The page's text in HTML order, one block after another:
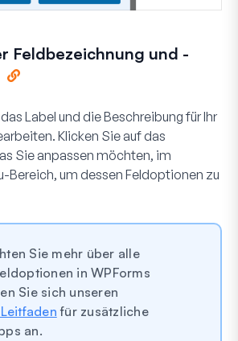
Feldbezeichnung und -
Label und die Beschreibung für Ihr
Klicken Sie auf das
Sie anpassen möchten, im
Bereich, um dessen Feldoptionen zu
Sie mehr über alle
in WPForms
Sie sich unseren
für zusätzliche
an.